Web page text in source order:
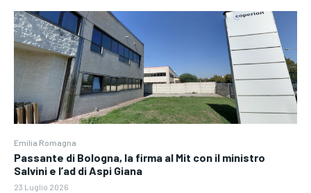
Emilia Romagna
Passante di Bologna, la firma al Mit con il ministro
Salvini e l’ad di Aspi Giana
23 Luglio 2026